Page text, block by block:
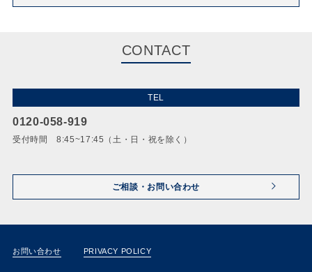
CONTACT
TEL
0120-058-919
受付時間 8:45~17:45（土・日・祝を除く）
ご相談・お問い合わせ
お問い合わせ PRIVACY POLICY